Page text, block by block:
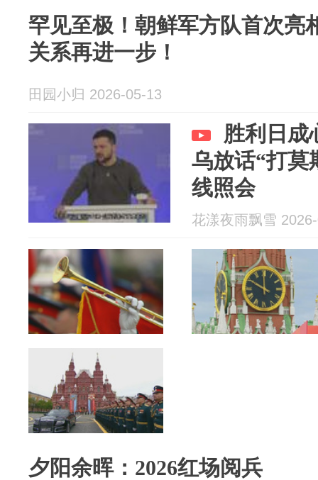
罕见至极！朝鲜军方队首次亮
关系再进一步！
田园小归 2026-05-13
胜利日成
乌放话“打莫
线照会
花漾夜雨飘雪
夕阳余晖：2026红场阅兵